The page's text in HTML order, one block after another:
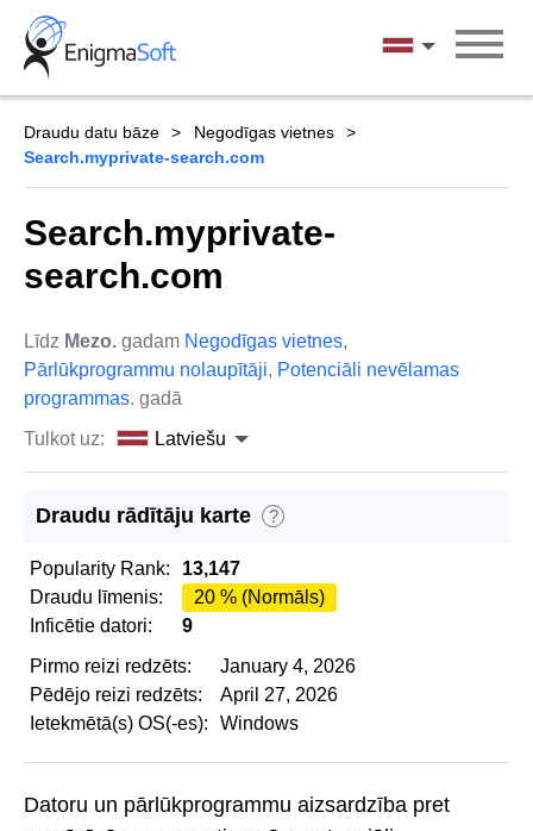
Skip
content
Latviešu
Draudu datu bāze
Negodīgas vietnes
Search.myprivate-search.com
Search.myprivate-
search.com
Līdz Mezo. gadam Negodīgas vietnes,
Pārlūkprogrammu nolaupītāji, Potenciāli nevēlamas
programmas. gadā
Tulkot uz:
Latviešu
Draudu rādītāju karte ?
Popularity Rank:
13,147
Draudu līmenis:
20 % (Normāls)
Inficētie datori:
9
Pirmo reizi redzēts:
January 4, 2026
Pēdējo reizi redzēts:
April 27, 2026
Ietekmētā(s) OS(-es):
Windows
Datoru un pārlūkprogrammu aizsardzība pret